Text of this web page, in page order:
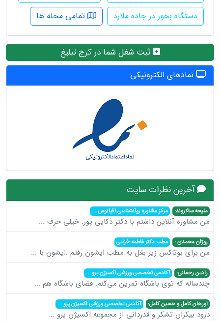
دستگاه بخور در جاده ملارد
تمامی محله ها
ثبت شغل شما در کرج تبلیغ
نمادهای الکترونیکی
آخرین نظرات سایت
ملیحه سالاروند: مرکز مشاوره روانشناسی اقیانوس...
من مشاوره آنلاین داشتم با دکتر ذکایی پور. خیلی حرف ...
روژان محمدی : مطب دکتر فاطمه خزایی
من برای بوتاکس زیر بغل به مطب ایشون رفتم .ایشون با ...
رادین رحمانی: آکادمی تخصصی ورزشی اکسیژن پرو...
چندساله که توی باشگاه تمرین می‌کنم. فضای باشگاه هم ...
اورهان کامل و حسین کامل: آکادمی تخصصی ورزشی اکسیژن پرو...
درود بیکران تشکر و قدردانی از مجموعه اکسیژن پرو ...